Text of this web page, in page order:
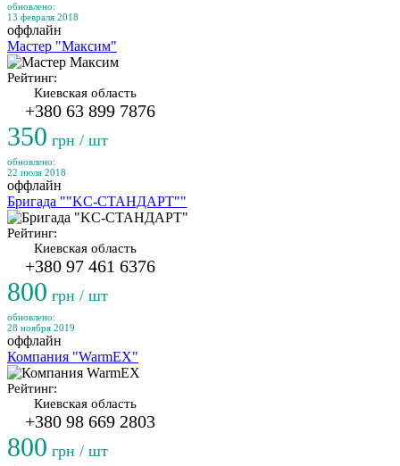
обновлено:
13 февраля 2018
оффлайн
Мастер "Максим"
Рейтинг:
Киевская область
+380 63 899 7876
350 грн / шт
обновлено:
22 июля 2018
оффлайн
Бригада ""KC-СТАНДАРТ""
Рейтинг:
Киевская область
+380 97 461 6376
800 грн / шт
обновлено:
28 ноября 2019
оффлайн
Компания "WarmEX"
Рейтинг:
Киевская область
+380 98 669 2803
800 грн / шт